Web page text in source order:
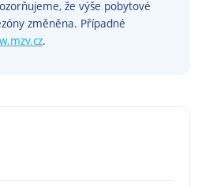
že výše pobytové
změněna. Případné
.